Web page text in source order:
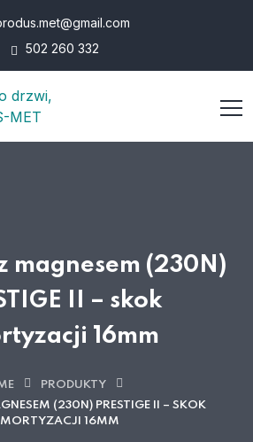
502 260 332
magnesem (230N)
II – skok
16mm
PRODUKTY
(230N) PRESTIGE II – SKOK
16MM